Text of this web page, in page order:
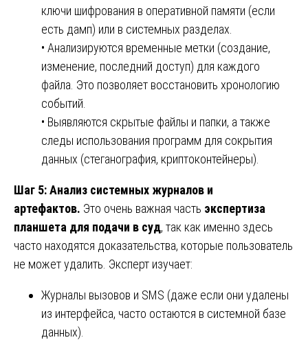
ключи шифрования в оперативной памяти (если
есть дамп) или в системных разделах.
• Анализируются временные метки (создание,
изменение, последний доступ) для каждого
файла. Это позволяет восстановить хронологию
событий.
• Выявляются скрытые файлы и папки, а также
следы использования программ для сокрытия
данных (стеганография, криптоконтейнеры).
Шаг 5: Анализ системных журналов и
артефактов. Это очень важная часть экспертиза
планшета для подачи в суд, так как именно здесь
часто находятся доказательства, которые пользователь
не может удалить. Эксперт изучает:
Журналы вызовов и SMS (даже если они удалены
из интерфейса, часто остаются в системной базе
данных).